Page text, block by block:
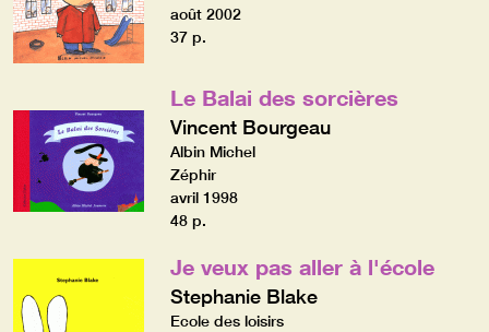
août 2002
37 p.
Le Balai des sorcières
Vincent Bourgeau
Albin Michel
Zéphir
avril 1998
48 p.
Je veux pas aller à l'école
Stephanie Blake
Ecole des loisirs